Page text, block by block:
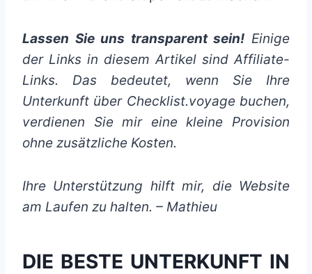
Lassen Sie uns transparent sein! Einige
der Links in diesem Artikel sind Affiliate-
Links. Das bedeutet, wenn Sie Ihre
Unterkunft über Checklist.voyage buchen,
verdienen Sie mir eine kleine Provision
ohne zusätzliche Kosten.
Ihre Unterstützung hilft mir, die Website
am Laufen zu halten. – Mathieu
DIE BESTE UNTERKUNFT IN